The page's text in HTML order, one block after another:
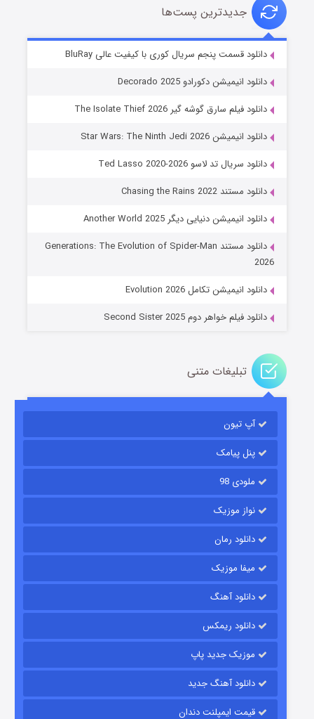
خاندان اژدها فصل ۳
جادوگری در مغولستان
قسمت۱۴ (زیرنویس) منتشر شد
باب اسفنجی فصل ۱۷
قسمت۶ (زیرنویس) منتشر شد
قسمت۱۵ (دوبله) منتشر شد
جدیدترین پست‌ها
دانلود قسمت پنجم سریال کوری با کیفیت عالی BluRay
دانلود انیمیشن دکورادو Decorado 2025
دانلود فیلم سارق گوشه گیر The Isolate Thief 2026
دانلود انیمیشن Star Wars: The Ninth Jedi 2026
دانلود سریال تد لاسو Ted Lasso 2020-2026
دانلود مستند Chasing the Rains 2022
دانلود انیمیشن دنیایی دیگر Another World 2025
دانلود مستند Generations: The Evolution of Spider-Man
2026
دانلود انیمیشن تکامل Evolution 2026
دانلود فیلم خواهر دوم Second Sister 2025
تبلیغات متنی
آپ تیون
پنل پیامک
ملودی 98
نواز موزیک
دانلود رمان
میفا موزیک
دانلود آهنگ
دانلود ریمکس
موزیک جدید پاپ
دانلود آهنگ جدید
قیمت ایمپلنت دندان